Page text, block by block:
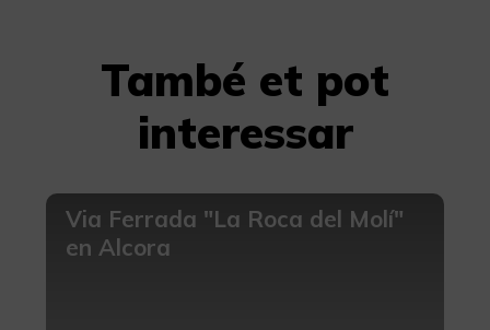
També et pot
interessar
Via Ferrada "La Roca del Molí"
en Alcora